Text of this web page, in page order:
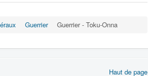
Guerrier Guerrier - Toku-Onna
Haut de page